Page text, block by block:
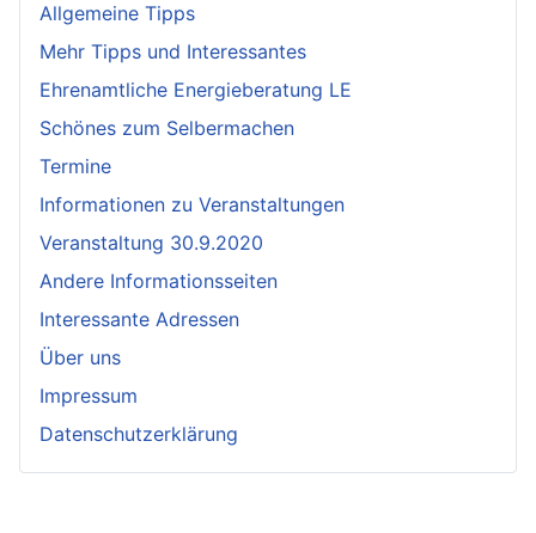
Allgemeine Tipps
Mehr Tipps und Interessantes
Ehrenamtliche Energieberatung LE
Schönes zum Selbermachen
Termine
Informationen zu Veranstaltungen
Veranstaltung 30.9.2020
Andere Informationsseiten
Interessante Adressen
Über uns
Impressum
Datenschutzerklärung